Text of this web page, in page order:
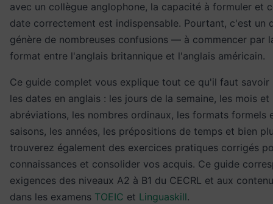
avec un collègue anglophone, la capacité à formuler et
date correctement est indispensable. Pourtant, c'est un
génère de nombreuses confusions — à commencer par
format entre l'anglais britannique et l'anglais américain.
Ce guide complet vous explique tout ce qu'il faut savoir
les dates en anglais : les jours de la semaine, les mois et
abréviations, les nombres ordinaux, les formats formels
saisons, les années, les prépositions de temps et bien
trouverez également des exercices pratiques corrigés
connaissances et consolider vos acquis. Ce guide
exigences des niveaux A2 à B1 du CECRL et aux
dans les examens TOEIC et Linguaskill.